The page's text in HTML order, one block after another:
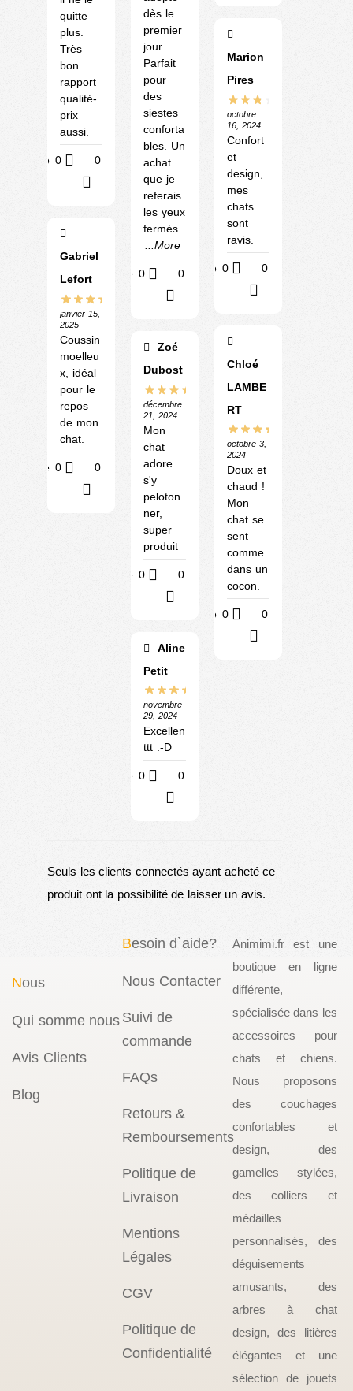
quitte
plus.
Très
bon
rapport
qualité-
prix
aussi.
Utile 0 0
Gabriel
Lefort
janvier 15,
2025
Coussin
moelleu
x, idéal
pour le
repos
de mon
chat.
Utile 0 0
dès le
premier
jour.
Parfait
pour
des
siestes
conforta
bles. Un
achat
que je
referais
les yeux
fermés
...More
Utile 0 0
Zoé
Dubost
décembre
21, 2024
Mon
chat
adore
s'y
peloton
ner,
super
produit
Utile 0 0
Aline
Petit
novembre
29, 2024
Excellen
ttt :-D
Utile 0 0
Marion
Pires
octobre
16, 2024
Confort
et
design,
mes
chats
sont
ravis.
Utile 0 0
Chloé
LAMBE
RT
octobre 3,
2024
Doux et
chaud !
Mon
chat se
sent
comme
dans un
cocon.
Utile 0 0
Seuls les clients connectés ayant acheté ce
produit ont la possibilité de laisser un avis.
Nous
Qui somme nous
Avis Clients
Blog
Besoin d`aide?
Nous Contacter
Suivi de
commande
FAQs
Retours &
Remboursements
Politique de
Livraison
Mentions
Légales
CGV
Politique de
Confidentialité
Animimi.fr est une
boutique en ligne
différente,
spécialisée dans les
accessoires pour
chats et chiens.
Nous proposons
des couchages
confortables et
design, des
gamelles stylées,
des colliers et
médailles
personnalisés, des
déguisements
amusants, des
arbres à chat
design, des litières
élégantes et une
sélection de jouets